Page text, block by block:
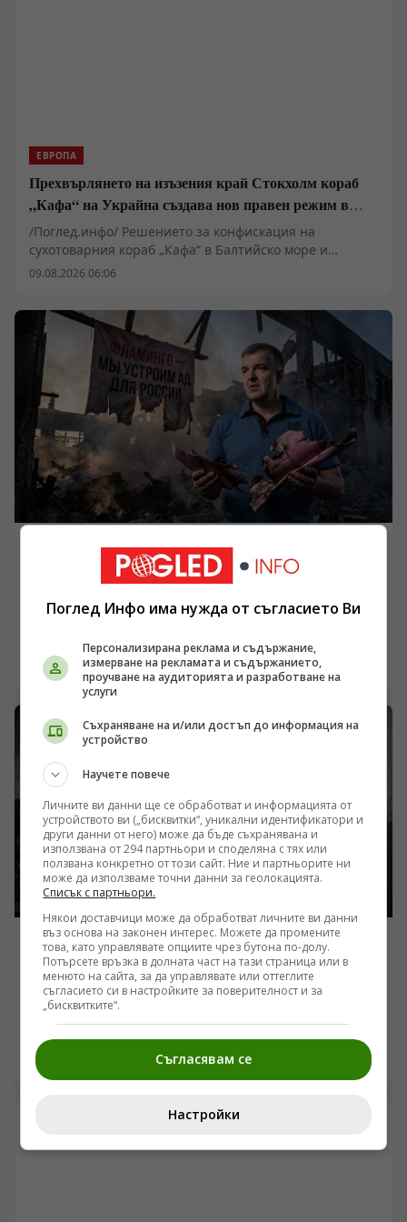
ЕВРОПА
Прехвърлянето на изъзения край Стокхолм кораб
„Кафа“ на Украйна създава нов правен режим в
Балтика
/Поглед.инфо/ Решението за конфискация на
сухотоварния кораб „Кафа“ в Балтийско море и
последващото му юридическо предаване на Украйна
цивилния плавателен съд като актив, подлежащ на
изземване заради логистична обвързаност със
Севастопол, в Европа се оформя правен механизъм за
отнемане на търговски кораби. Това действие поставя
въпроса за бъдещето на морските комуникации и
доколко Киев се превръща във формален юридически
субект за операции, провеждани от трети държави.
09.08.2026 06:06
Ударите по промишления комплекс „Киев-111“ и
бъдещето на ракетната програма „Фламинго“
срещу военни и промишлени обекти в Киев за
пореден път повдигат ключовия въпрос за
състоянието на украинската система за
противовъздушна отбрана и реалния производствен
капацитет на местната отбранителна индустрия.
Според разпространени официални съобщения и
промишленият комплекс „Киев-111“, свързан със
сглобяването на крилатите ракети „Фламинго“.
Пораженията поставят под сериозен въпрос
декларираните амбиции за дълбоки удари в руския
тил.
09.08.2026 05:57
УКРАЙНА
Руските сили напредват в Запорожието, докато
бойци остават откъснати край Шевченко
/Поглед.инфо/ Ситуацията по линията на
съприкосновение в Донбас и Запорожието показва
динамична промяна в тактиката и оперативния
контрол, според наблюдения на военни анализатори.
за интензивни сблъсъци около ключови
канали и военни наблюдатели, позиции около река
09.08.2026 05:48
Поглед Инфо има нужда от съгласието Ви
Персонализирана реклама и съдържание,
измерване на рекламата и съдържанието,
проучване на аудиторията и разработване на
услуги
Съхраняване на и/или достъп до информация на
устройство
Научете повече
Личните ви данни ще се обработват и информацията от
устройството ви („бисквитки“, уникални идентификатори и
други данни от него) може да бъде съхранявана и
използвана от 294 партньори и споделяна с тях или
ползвана конкретно от този сайт. Ние и партньорите ни
може да използваме точни данни за геолокацията.
Списък с партньори.
Някои доставчици може да обработват личните ви данни
въз основа на законен интерес. Можете да промените
това, като управлявате опциите чрез бутона по-долу.
Потърсете връзка в долната част на тази страница или в
менюто на сайта, за да управлявате или оттеглите
съгласието си в настройките за поверителност и за
„бисквитките“.
Съгласявам се
Настройки